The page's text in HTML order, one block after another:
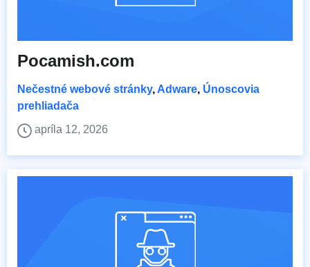
Pocamish.com
Nečestné webové stránky, Adware, Únoscovia
prehliadača
apríla 12, 2026